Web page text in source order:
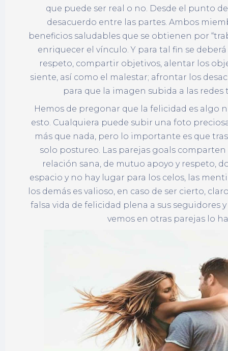
que puede ser real o no. Desde el punto
desacuerdo entre las partes. Ambos
beneficios saludables que se obtienen por
enriquecer el vínculo. Y para tal fin se
respeto, compartir objetivos, alentar los
siente, así como el malestar; afrontar los
para que la imagen subida a las
Hemos de pregonar que la felicidad es algo
esto. Cualquiera puede subir una foto
más que nada, pero lo importante es que
solo postureo. Las parejas goals
relación sana, de mutuo apoyo y respeto,
espacio y no hay lugar para los celos, las
los demás es valioso, en caso de ser cierto,
falsa vida de felicidad plena a sus seguidores
vemos en otras parejas lo